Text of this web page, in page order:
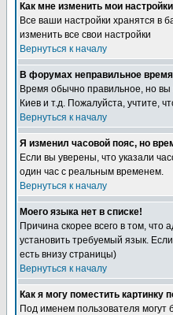
Как мне изменить мои
Все ваши настройки хранятся в
изменить все свои настройки
Вернуться к началу
В форумах неправильное
Время обычно правильное, но вы
Киев и т.д. Пожалуйста, учтите,
Вернуться к началу
Я изменил часовой пояс, но
Если вы уверены, что указали
один час с реальным временем.
Вернуться к началу
Моего языка нет в списке!
Причина скорее всего в том,
установить требуемый язык.
есть внизу страницы)
Вернуться к началу
Как я могу поместить картинку
Под именем пользователя могут